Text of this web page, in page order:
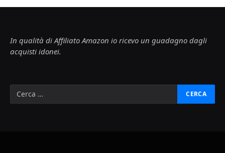
In qualità di Affiliato Amazon io ricevo un guadagno dagli
acquisti idonei.